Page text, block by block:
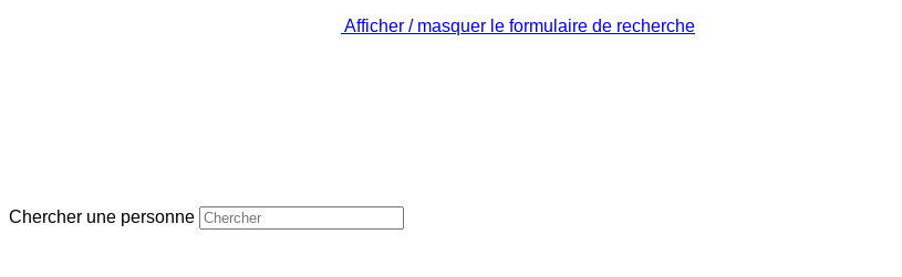
Afficher / masquer le formulaire de recherche
Chercher une personne